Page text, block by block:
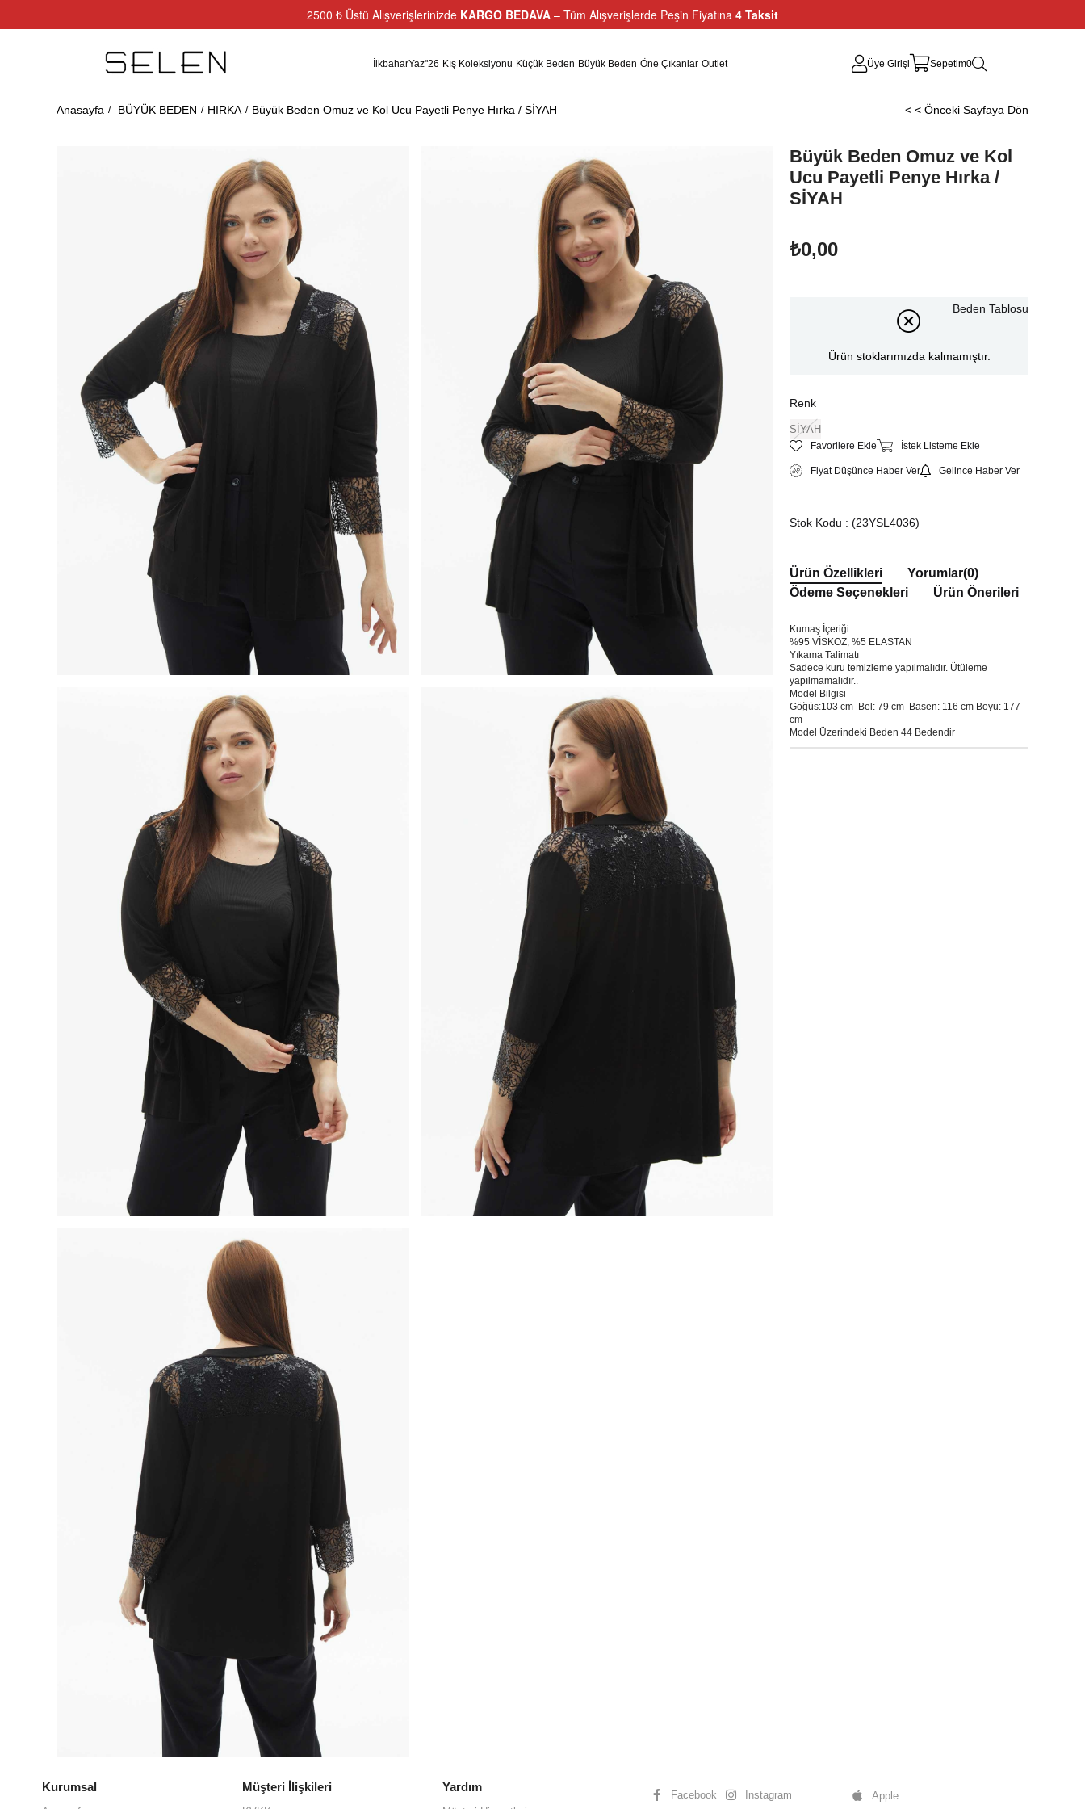
2500 ₺ Üstü Alışverişlerinizde KARGO BEDAVA – Tüm Alışverişlerde Peşin Fiyatına 4 Taksit
İlkbaharYaz"26 Kış Koleksiyonu Küçük Beden Büyük Beden Öne Çıkanlar Outlet Üye Girişi Sepetim0
Anasayfa BÜYÜK BEDEN HIRKA Büyük Beden Omuz ve Kol Ucu Payetli Penye Hırka / SİYAH < < Önceki Sayfaya Dön
Büyük Beden Omuz ve Kol
Ucu Payetli Penye Hırka /
SİYAH
₺0,00
Ürün stoklarımızda kalmamıştır.
Beden Tablosu
Renk
SİYAH
Favorilere Ekle İstek Listeme Ekle
Fiyat Düşünce Haber Ver Gelince Haber Ver
Stok Kodu (23YSL4036)
Ürün Özellikleri Yorumlar(0)
Ödeme Seçenekleri
Ürün Önerileri
Kumaş İçeriği
%95 VİSKOZ, %5 ELASTAN
Yıkama Talimatı
Sadece kuru temizleme yapılmalıdır. Ütüleme
yapılmamalıdır..
Model Bilgisi
Göğüs:103 cm Bel: 79 cm Basen: 116 cm Boyu: 177
cm
Model Üzerindeki Beden 44 Bedendir
Kurumsal Müşteri İlişkileri Yardım
Facebook Instagram Apple